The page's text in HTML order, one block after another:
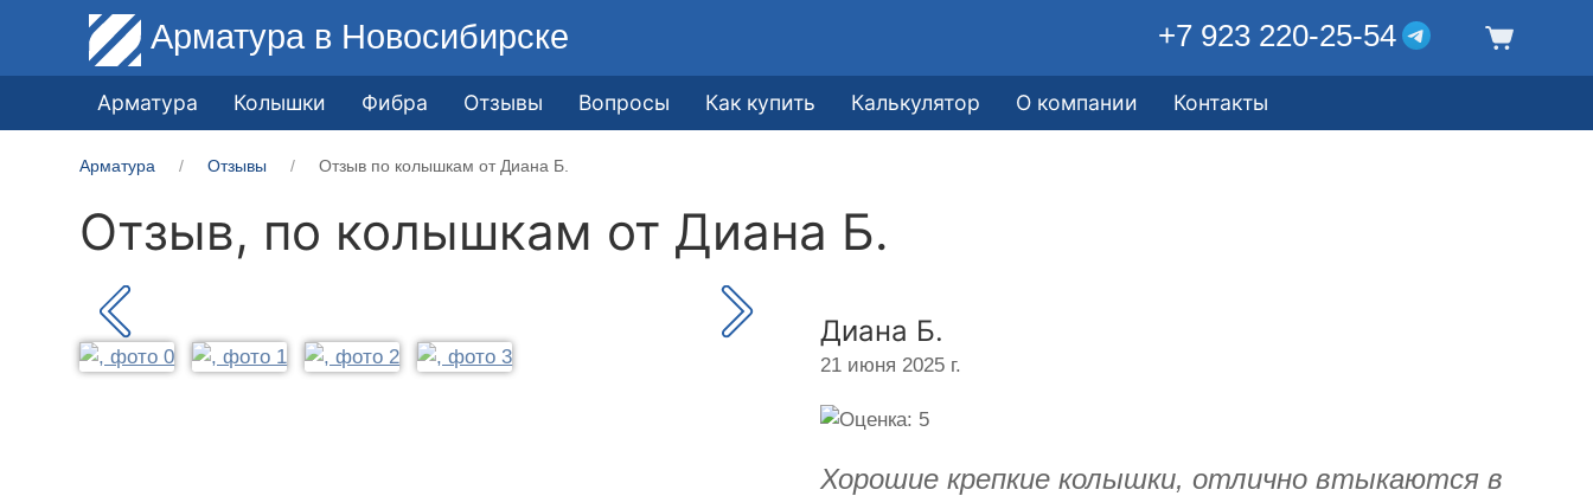
Арматура в Новосибирске +7 923 220-25-54
Арматура Колышки Фибра Отзывы Вопросы Как купить Калькулятор О компании Контакты
Арматура Отзывы Отзыв по колышкам от Диана Б.
Отзыв, по колышкам от Диана Б.
Диана Б.
21 июня 2025 г.
Хорошие крепкие колышки, отлично втыкаются в